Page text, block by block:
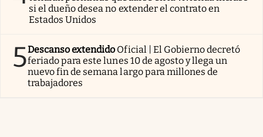
si el dueño desea no extender el contrato en
Estados Unidos
5Descanso extendido Oficial | El Gobierno decretó
feriado para este lunes 10 de agosto y llega un
nuevo fin de semana largo para millones de
trabajadores